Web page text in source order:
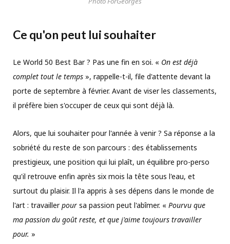
Ce qu'on peut lui souhaiter
Le World 50 Best Bar ? Pas une fin en soi. « On est déjà
complet tout le temps », rappelle-t-il, file d'attente devant la
porte de septembre à février. Avant de viser les classements,
il préfère bien s'occuper de ceux qui sont déjà là.
Alors, que lui souhaiter pour l'année à venir ? Sa réponse a la
sobriété du reste de son parcours : des établissements
prestigieux, une position qui lui plaît, un équilibre pro-perso
qu'il retrouve enfin après six mois la tête sous l'eau, et
surtout du plaisir. Il l'a appris à ses dépens dans le monde de
l'art : travaillerpour sa passion peut l'abîmer. « Pourvu que
ma passion du goût reste, et que j'aime toujours travailler
pour. »